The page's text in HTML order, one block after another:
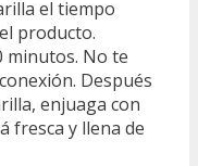
el tiempo
producto.
minutos. No te
Después
enjuaga con
fresca y llena de